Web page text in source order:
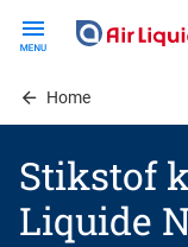
contentHome
Stikstof
Liquide